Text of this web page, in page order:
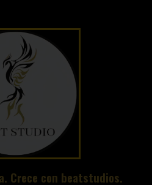
Crece con beatstudios.